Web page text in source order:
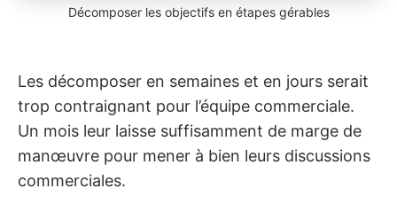
Décomposer les objectifs en étapes gérables
Les décomposer en semaines et en jours serait
trop contraignant pour l’équipe commerciale.
Un mois leur laisse suffisamment de marge de
manœuvre pour mener à bien leurs discussions
commerciales.